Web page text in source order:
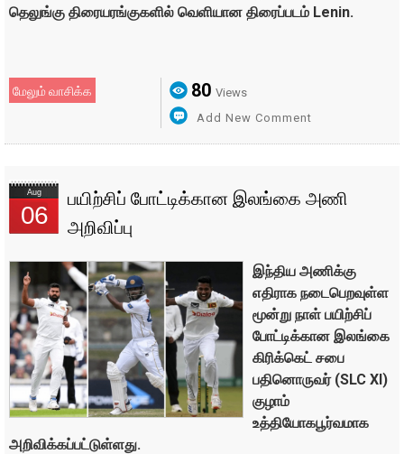
தெலுங்கு திரையரங்குகளில் வெளியான திரைப்படம் Lenin.
மேலும் வாசிக்க 80 Views
Add New Comment
Aug
06
பயிற்சிப் போட்டிக்கான இலங்கை அணி
அறிவிப்பு
இந்திய அணிக்கு
எதிராக நடைபெறவுள்ள
மூன்று நாள் பயிற்சிப்
போட்டிக்கான இலங்கை
கிரிக்கெட் சபை
பதினொருவர் (SLC XI)
குழாம்
உத்தியோகபூர்வமாக
அறிவிக்கப்பட்டுள்ளது.